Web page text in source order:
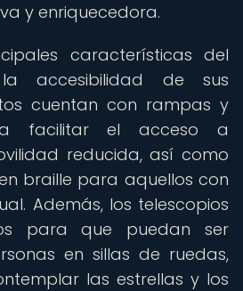
y enriquecedora.
características del
accesibilidad de sus
cuentan con rampas y
facilitar el acceso a
reducida, así como
braille para aquellos con
Además, los telescopios
para que puedan ser
en sillas de ruedas,
las estrellas y los